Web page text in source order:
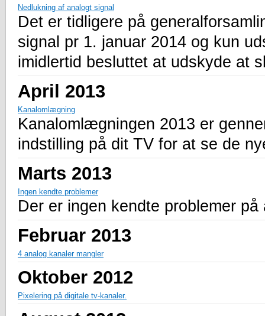
Nedlukning af analogt signal
Det er tidligere på
signal pr 1. januar 2014 og kun
imidlertid besluttet at udskyde at
April 2013
Kanalomlægning
Kanalomlægningen 2013 er
indstilling på dit TV for at se de
Marts 2013
Ingen kendte problemer
Der er ingen kendte problemer
Februar 2013
4 analog kanaler mangler
Oktober 2012
Pixelering på digitale tv-kanaler.